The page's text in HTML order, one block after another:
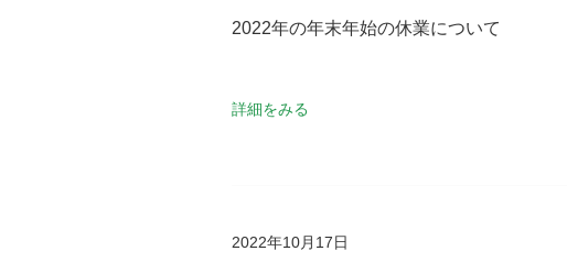
2022年の年末年始の休業について
詳細をみる
2022年10月17日